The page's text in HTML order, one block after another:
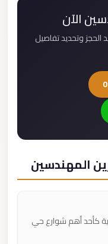
الآن
وتحديد تفاصيل
المهندسين
كأحد أهم شوارع حي